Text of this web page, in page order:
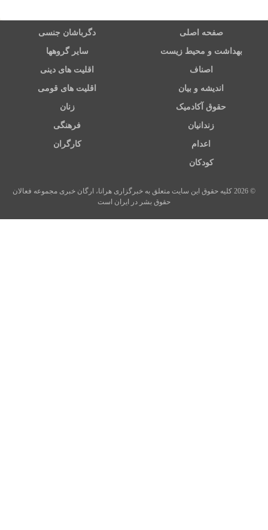
صفحه اصلی دگرباشان جنسی
بهداشت و محیط زیست سایر گروهها
اصناف اقلیت های دینی
اندیشه و بیان اقلیت های قومی
حقوق آکادمیک زنان
زندانیان فرهنگی
اعدام کارگران
کودکان
© 2026 کلیه حقوق این سایت متعلق به خبرگزاری هرانا، ارگان خبری مجموعه فعالان
حقوق بشر در ایران است